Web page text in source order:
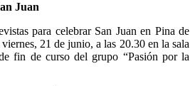
Juan
para celebrar San Juan en Pina de
21 de junio, a las 20.30 en la sala
fin de curso del grupo “Pasión por la